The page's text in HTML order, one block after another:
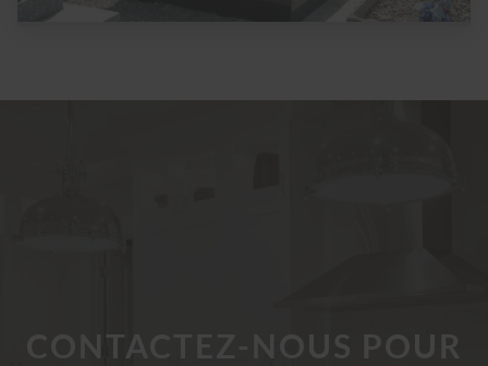
CONTACTEZ-NOUS POUR